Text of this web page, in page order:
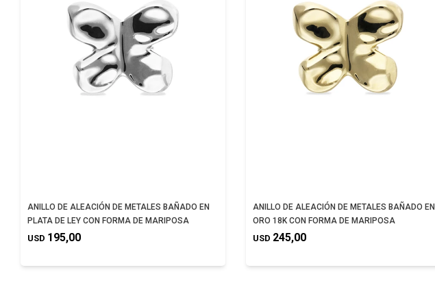
ANILLO DE ALEACIÓN DE METALES BAÑADO EN
PLATA DE LEY CON FORMA DE MARIPOSA
USD 195,00
ANILLO DE ALEACIÓN DE METALES BAÑADO EN
ORO 18K CON FORMA DE MARIPOSA
USD 245,00